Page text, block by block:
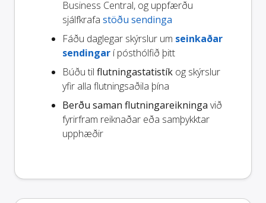
Business Central, og uppfærðu
sjálfkrafa stöðu sendinga
Fáðu daglegar skýrslur um seinkaðar
sendingar í pósthólfið þitt
Búðu til flutningastatistík og skýrslur
yfir alla flutningsaðila þína
Berðu saman flutningareikninga við
fyrirfram reiknaðar eða samþykktar
upphæðir